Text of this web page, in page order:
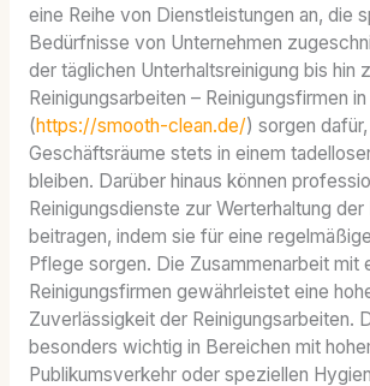
eine Reihe von Dienstleistungen an, die
Bedürfnisse von Unternehmen
der täglichen Unterhaltsreinigung bis hin
Reinigungsarbeiten – Reinigungsfirmen
(https://smooth-clean.de/) sorgen
Geschäftsräume stets in einem
bleiben. Darüber hinaus können
Reinigungsdienste zur Werterhaltung der
beitragen, indem sie für eine
Pflege sorgen. Die Zusammenarbeit mit
Reinigungsfirmen gewährleistet eine
Zuverlässigkeit der Reinigungsarbeiten.
besonders wichtig in Bereichen mit
Publikumsverkehr oder speziellen